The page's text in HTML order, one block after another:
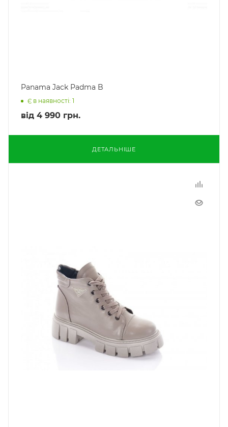
Panama Jack Padma B
Є в наявності: 1
від 4 990 грн.
ДЕТАЛЬНІШЕ